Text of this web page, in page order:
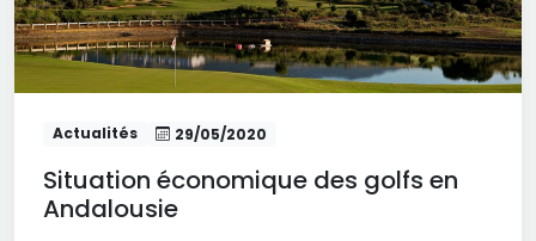
Actualités 29/05/2020
Situation économique des golfs en
Andalousie